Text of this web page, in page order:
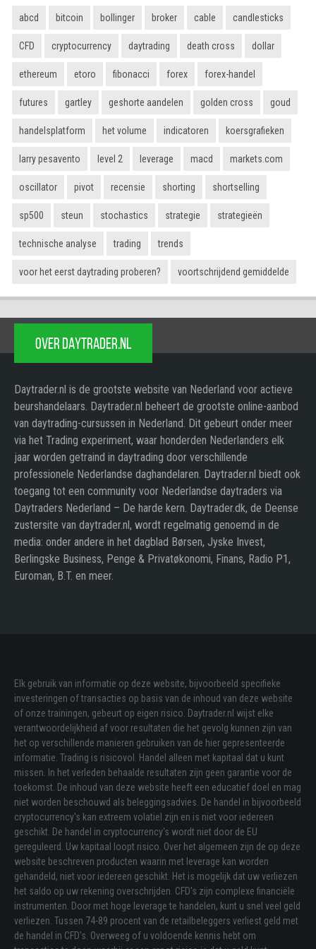
abcd bitcoin bollinger broker cable candlesticks
CFD cryptocurrency daytrading death cross dollar
ethereum etoro fibonacci forex forex-handel
futures gartley geshorte aandelen golden cross goud
handelsplatform het volume indicatoren koersgrafieken
larry pesavento level 2 leverage macd markets.com
oscillator pivot recensie shorting shortselling
sp500 steun stochastics strategie strategieën
technische analyse trading trends
voor het eerst daytrading proberen? voortschrijdend gemiddelde
OVER DAYTRADER.NL
Daytrader.nl is de grootste website van Nederland voor actieve
beurshandelaars. Daytrader.nl beheert de grootste online-aanbod
van daytrading-cursussen in Nederland. Dit gebeurt onder meer
via het Trading experiment, waar honderden Nederlanders elk
jaar worden getraind in daytrading door verschillende
professionele Nederlandse daghandelaren. Daytrader.nl biedt ook
toegang tot een community voor Nederlandse daytraders via
Daytraders Nederland – De harde kern. Daytrader.dk, de Deense
zustersite van daytrader.nl, wordt regelmatig genoemd in de
media: onder andere in het dagblad Børsen, Jyske Invest,
Berlingske Business, Penge & Privatøkonomi, Finans, Radio P1,
Euroman, B.T. en meer.
Elk gebruik van informatie op deze website, bijvoorbeeld specifieke
investeringen of transacties op basis van de inhoud van deze website
of onze trainingen, gebeurt op eigen risico. Daytrader.nl wijst elke
verantwoordelijkheid af voor resultaten die het gevolg kunnen zijn van
het op verschillende manieren gebruiken van de hier gepresenteerde
informatie. Trading is risicovol. Handel alleen met kapitaal dat u kunt
missen. In het verleden behaalde resultaten zijn geen garantie voor de
toekomst. De inhoud van deze website heeft een educatief doel en mag
niet worden beschouwd als beleggingsadvies. De handel in bijvoorbeeld
cryptocurrency's kan extreem volatiel zijn en is niet voor iedereen
geschikt. De handel in cryptocurrency's wordt niet door de EU
gereguleerd. Uw kapitaal loopt risico. Over het algemeen zijn de op deze
website beschreven producten waarin met leverage kan worden
gehandeld, niet voor iedereen geschikt. Het is mogelijk dat uw verliezen
het saldo op uw rekening overschrijden. CFD's zijn complexe financiële
instrumenten. Door met hoge leverage te handelen, kunt u snel veel geld
verliezen. Tussen 74-89 procent van de retailbeleggers verliest geld met
de handel in CFD's. Overweeg of u voldoende kennis hebt om